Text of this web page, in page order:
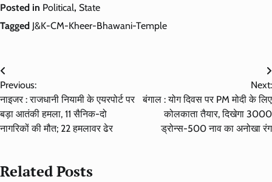
Posted in Political, State
Tagged J&K-CM-Kheer-Bhawani-Temple
Post
navigation
Previous:
नाइजर : राजधानी नियामी के एयरपोर्ट पर
बड़ा आतंकी हमला, 11 सैनिक-दो
नागरिकों की मौत; 22 हमलावर ढेर
Next:
बंगाल : योग दिवस पर PM मोदी के लिए
कोलकाता तैयार, दिखेगा 3000
ड्रोन्स-500 नाव का अनोखा रंग
Related Posts